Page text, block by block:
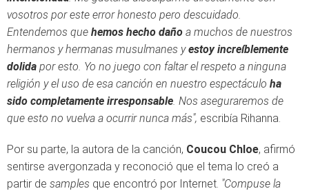
vosotros por este error honesto pero descuidado.
Entendemos que hemos hecho daño a muchos de nuestros
hermanos y hermanas musulmanes yestoy increíblemente
dolida por esto. Yo no juego con faltar el respeto a ninguna
religión y el uso de esa canción en nuestro espectáculo ha
sido completamente irresponsable . Nos aseguraremos de
que esto no vuelva a ocurrir nunca más", escribía Rihanna.
Por su parte, la autora de la canción, Coucou Chloe, afirmó
sentirse avergonzada y reconoció que el tema lo creó a
partir de samples que encontró por Internet. "Compuse la